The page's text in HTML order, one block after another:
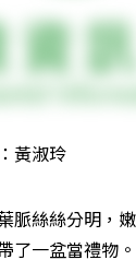
黃淑玲
脈絲絲分明，
了一盆當禮物